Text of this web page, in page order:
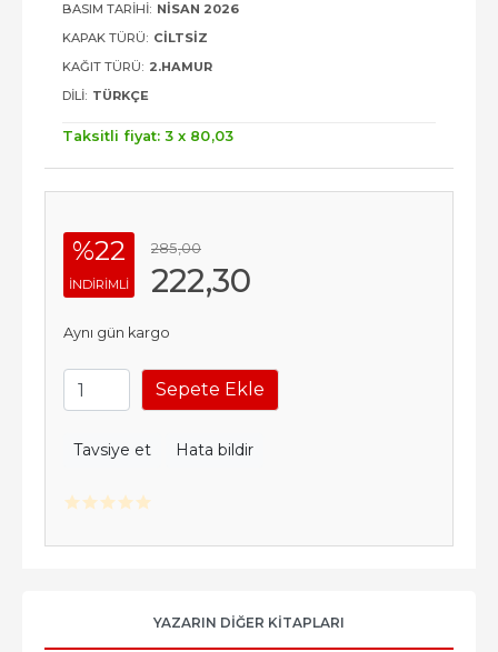
BASIM TARIHI: NISAN 2026
KAPAK TÜRÜ: CILTSIZ
KAĞIT TÜRÜ: 2.HAMUR
DILI: TÜRKÇE
Taksitli fiyat: 3 x 80,03
%22
INDIRIMLI
285,00
222,30
Aynı gün kargo
Sepete Ekle
Tavsiye et Hata bildir
YAZARIN DIĞER KITAPLARI